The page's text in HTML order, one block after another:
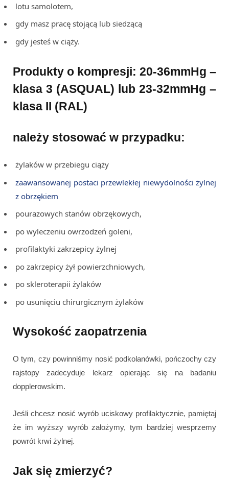
lotu samolotem,
gdy masz pracę stojącą lub siedzącą
gdy jesteś w ciąży.
Produkty o kompresji: 20-36mmHg –
klasa 3 (ASQUAL) lub 23-32mmHg –
klasa II (RAL)
należy stosować w przypadku:
żylaków w przebiegu ciąży
zaawansowanej postaci przewlekłej niewydolności żylnej
z obrzękiem
pourazowych stanów obrzękowych,
po wyleczeniu owrzodzeń goleni,
profilaktyki zakrzepicy żylnej
po zakrzepicy żył powierzchniowych,
po skleroterapii żylaków
po usunięciu chirurgicznym żylaków
Wysokość zaopatrzenia
O tym, czy powinniśmy nosić podkolanówki, pończochy czy
rajstopy zadecyduje lekarz opierając się na badaniu
dopplerowskim.
Jeśli chcesz nosić wyrób uciskowy profilaktycznie, pamiętaj
że im wyższy wyrób założymy, tym bardziej wesprzemy
powrót krwi żylnej.
Jak się zmierzyć?